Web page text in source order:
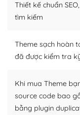
– Sở hữu một
khổng lồ được
người cuồng tín
kiếm những cộng
lời, giải đáp vấn đề
Thiết kế chuẩn
tìm kiếm
Theme sạch hoàn
đã được kiểm tra
Khi mua Theme
source code bao
bằng plugin